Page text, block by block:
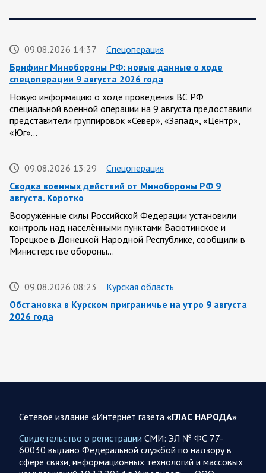
09.08.2026 14:37
Спецоперация
Брифинг Минобороны РФ: новые данные о ходе
спецоперации 9 августа 2026 года
Новую информацию о ходе проведения ВС РФ
специальной военной операции на 9 августа предоставили
представители группировок «Север», «Запад», «Центр»,
«Юг»…
09.08.2026 13:29
Спецоперация
Сводка военных действий от Минобороны РФ 9
августа. Коротко
Вооружённые силы Российской Федерации установили
контроль над населёнными пунктами Васютинское и
Торецкое в Донецкой Народной Республике, сообщили в
Министерстве обороны…
09.08.2026 08:23
Курская область
Обстановка в Курском приграничье на утро 9 августа
2026 года
08.08.2026 20:10
Украина
Сетевое издание «Интернет газета «ГЛАС НАРОДА»
Свидетельство о регистрации СМИ: ЭЛ № ФС 77-
60030 выдано Федеральной службой по надзору в
сфере связи, информационных технологий и массовых